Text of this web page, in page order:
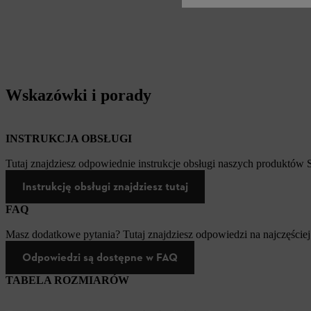
Wskazówki i porady
INSTRUKCJA OBSŁUGI
Tutaj znajdziesz odpowiednie instrukcje obsługi naszych produktów
Instrukcję obsługi znajdziesz tutaj
FAQ
Masz dodatkowe pytania? Tutaj znajdziesz odpowiedzi na
Odpowiedzi są dostępne w FAQ
TABELA ROZMIARÓW